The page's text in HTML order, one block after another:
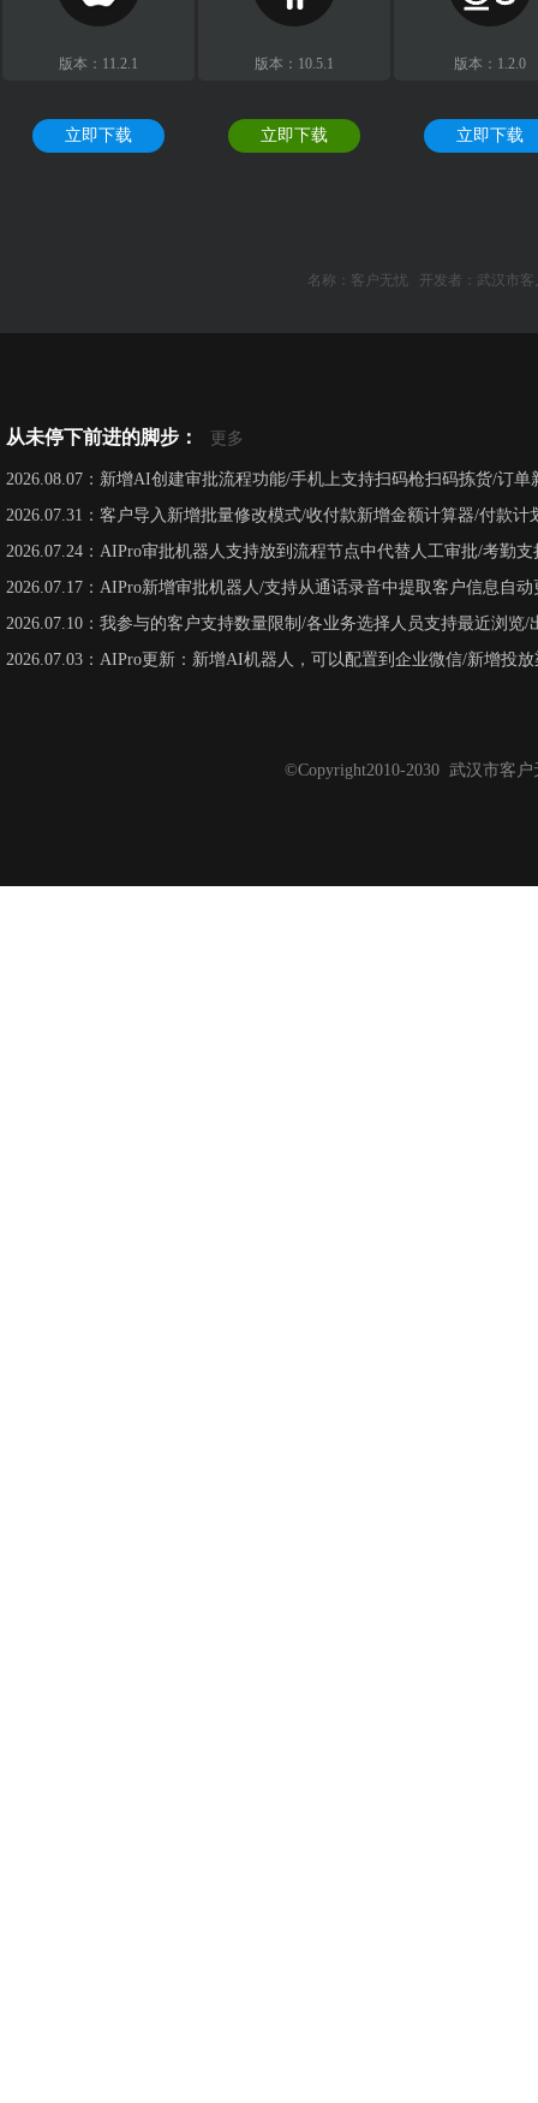
版本：11.2.1
立即下载
版本：10.5.1
立即下载
版本：1.2.0
立即下载
名称：客户无忧 开发者：武汉市
从未停下前进的脚步： 更多
2026.08.07：新增AI创建审批流程功能/手机上支持扫码枪扫码拣货/订单
2026.07.31：客户导入新增批量修改模式/收付款新增金额计算器/付款计
2026.07.24：AIPro审批机器人支持放到流程节点中代替人工审批/考勤
2026.07.17：AIPro新增审批机器人/支持从通话录音中提取客户信息自
2026.07.10：我参与的客户支持数量限制/各业务选择人员支持最近浏览/
2026.07.03：AIPro更新：新增AI机器人，可以配置到企业微信/新增投
©Copyright2010-2030 武汉市客